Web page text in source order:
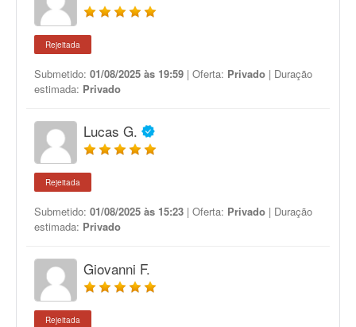
Rejeitada
Submetido: 01/08/2025 às 19:59 | Oferta: Privado | Duração
estimada: Privado
Lucas G.
Rejeitada
Submetido: 01/08/2025 às 15:23 | Oferta: Privado | Duração
estimada: Privado
Giovanni F.
Rejeitada